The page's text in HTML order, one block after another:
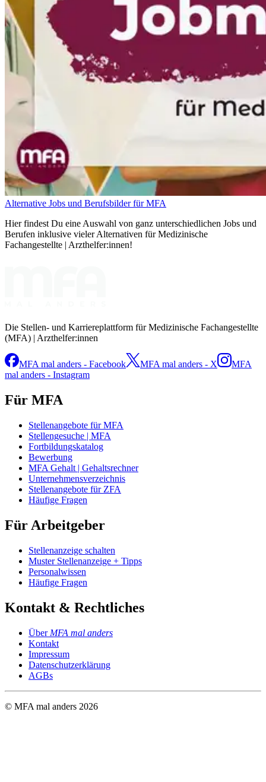
Alternative Jobs und Berufsbilder für MFA
Hier findest Du eine Auswahl von ganz unterschiedlichen Jobs und
Berufen inklusive vieler Alternativen für Medizinische
Fachangestellte | Arzthelfer:innen!
Die Stellen- und Karriereplattform für Medizinische Fachangestellte
(MFA) | Arzthelfer:innen
MFA mal anders - Facebook MFA mal anders - X
MFA
mal anders - Instagram
Für MFA
Stellenangebote für MFA
Stellengesuche | MFA
Fortbildungskatalog
Bewerbung
MFA Gehalt | Gehaltsrechner
Unternehmensverzeichnis
Stellenangebote für ZFA
Häufige Fragen
Für Arbeitgeber
Stellenanzeige schalten
Muster Stellenanzeige + Tipps
Personalwissen
Häufige Fragen
Kontakt & Rechtliches
Über MFA mal anders
Kontakt
Impressum
Datenschutzerklärung
AGBs
© MFA mal anders 2026